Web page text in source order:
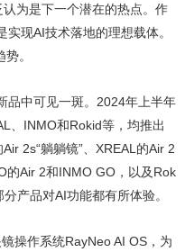
为是下一个潜在的热点。作
现AI技术落地的理想载体。
。
品中可见一斑。2024年上半年
、INMO和Rokid等，均推出
2s“躺躺镜”、XREAL的Air 2
的Air 2和INMO GO，以及Rok
产品对AI功能都有所体验。
操作系统RayNeo AI OS，为